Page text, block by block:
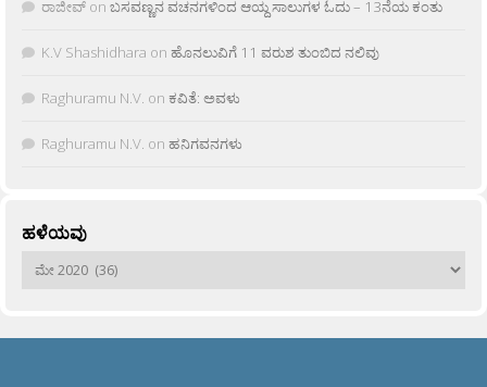
ರಾಜೀವ್ on ಬಸವಣ್ಣನ ವಚನಗಳಿಂದ ಆಯ್ದ ಸಾಲುಗಳ ಓದು – 13ನೆಯ ಕಂತು
K.V Shashidhara on ಹೊನಲುವಿಗೆ 11 ವರುಶ ತುಂಬಿದ ನಲಿವು
Raghuramu N.V. on ಕವಿತೆ: ಅವಳು
Raghuramu N.V. on ಹನಿಗವನಗಳು
ಹಳೆಯವು
ಹಳೆಯವು